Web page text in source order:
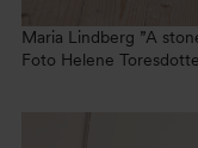
Maria Lindberg ”A
Foto Helene